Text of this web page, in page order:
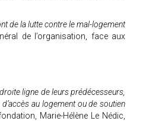
de la lutte contre le mal-logement
de l’organisation, face aux
ligne de leurs prédécesseurs,
au logement ou de soutien
Marie-Hélène Le Nédic,